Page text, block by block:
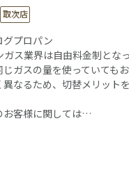
取次店
プロパン
ガス業界は自由料金制とな
じガスの量を使っていても
異なるため、切替メリット
お客様に関しては…